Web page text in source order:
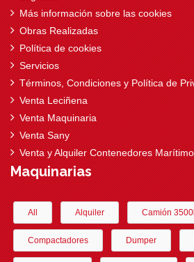
Más información sobre las cookies
Obras Realizadas
Política de cookies
Servicios
Términos, Condiciones y Política de
Venta Leciñena
Venta Maquinaria
Venta Sany
Venta y Alquiler Contenedores
Maquinarias
All Alquiler Camión
Compactadores Dumper